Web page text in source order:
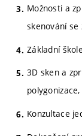
Možnosti a
skenování se
Základní
3D sken a
Konzultace